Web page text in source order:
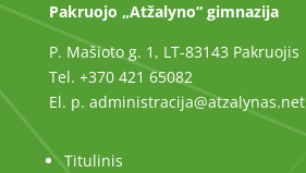
Pakruojo „Atžalyno“ gimnazija
P. Mašioto g. 1, LT-83143 Pakruojis
Tel. +370 421 65082
El. p. administracija@atzalynas.net
Titulinis